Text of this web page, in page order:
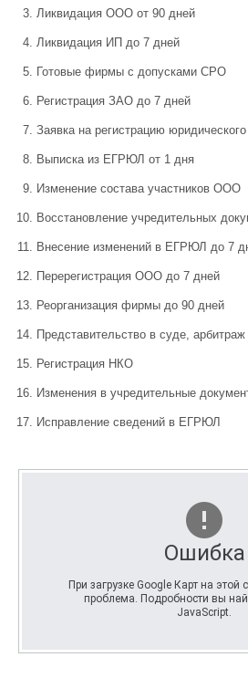
Ликвидация ООО от 90 дней
Ликвидация ИП до 7 дней
Готовые фирмы с допусками СРО
Регистрация ЗАО до 7 дней
Заявка на регистрацию
Выписка из ЕГРЮЛ от 1 дня
Изменение состава участников ООО
Восстановление учредительных
Внесение изменений в ЕГРЮЛ до 7
Перерегистрация ООО до 7 дней
Реорганизация фирмы до 90 дней
Представительство в суде,
Регистрация НКО
Изменения в учредительные
Исправление сведений в ЕГРЮЛ
Ошибка
При загрузке Google Карт на этой
проблема. Подробности вы
JavaScript.